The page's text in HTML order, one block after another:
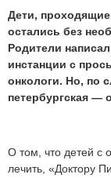
Дети,
остались без
Родители
инстанции с
онкологи. Но, по
петербургская —
О том, что детей с
лечить, «Доктору